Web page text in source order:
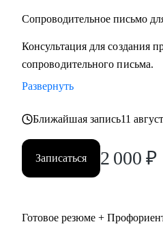
Сопроводительное письмо
Консультация для создания
сопроводительного письма.
Развернуть
Ближайшая запись11
Записаться 2 000 ₽
Готовое резюме +